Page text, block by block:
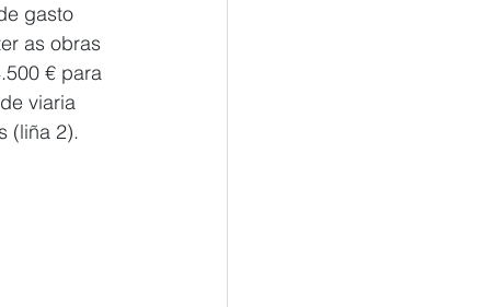
gasto
as obras
€ para
viaria
(liña 2).